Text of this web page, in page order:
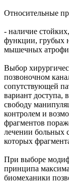
Относительные
- наличие
функции, грубых
мышечных
Выбор
позвоночном
сопутствующей
вариант доступа,
свободу
контролем и
фрагментов
лечении больных
которых
При выборе
принципа
биомеханики